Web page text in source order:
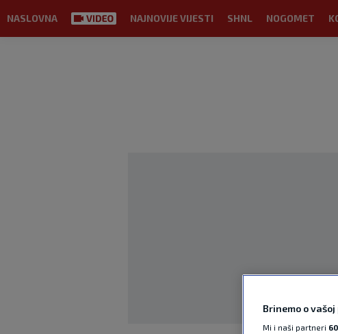
NASLOVNA NAJNOVIJE VIJESTI SHNL NOGOMET
Brinemo o
Mi i naši partneri